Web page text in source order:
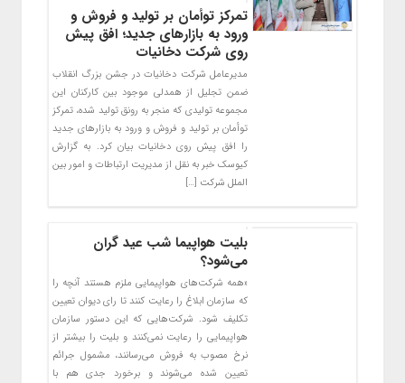
تمرکز توأمان بر تولید و فروش و
ورود به بازارهای جدید؛ افق پیش
روی شرکت دخانیات
مدیرعامل شرکت دخانیات در جشن بزرگ انقلاب
ضمن تجلیل از همدلی موجود بین کارکنان این
مجموعه تولیدی که منجر به رونق تولید شده، تمرکز
توأمان بر تولید و فروش و ورود به بازارهای جدید
را افق پیش روی دخانیات بیان کرد. به گزارش
کیوسک خبر به نقل از مدیریت ارتباطات و امور بین
الملل شرکت […]
بلیت هواپیما شب عید گران
می‌شود؟
«همه شرکت‌های هواپیمایی ملزم هستند آنچه را
که سازمان ابلاغ را رعایت کنند تا رای دیوان تعیین
تکلیف شود. شرکت‌هایی که این دستور سازمان
هواپیمایی را رعایت نمی‌کنند و بلیت را بیشتر از
نرخ مصوب به فروش می‌رسانند، مشمول جرائم
تعیین شده می‌شوند و برخورد جدی هم با